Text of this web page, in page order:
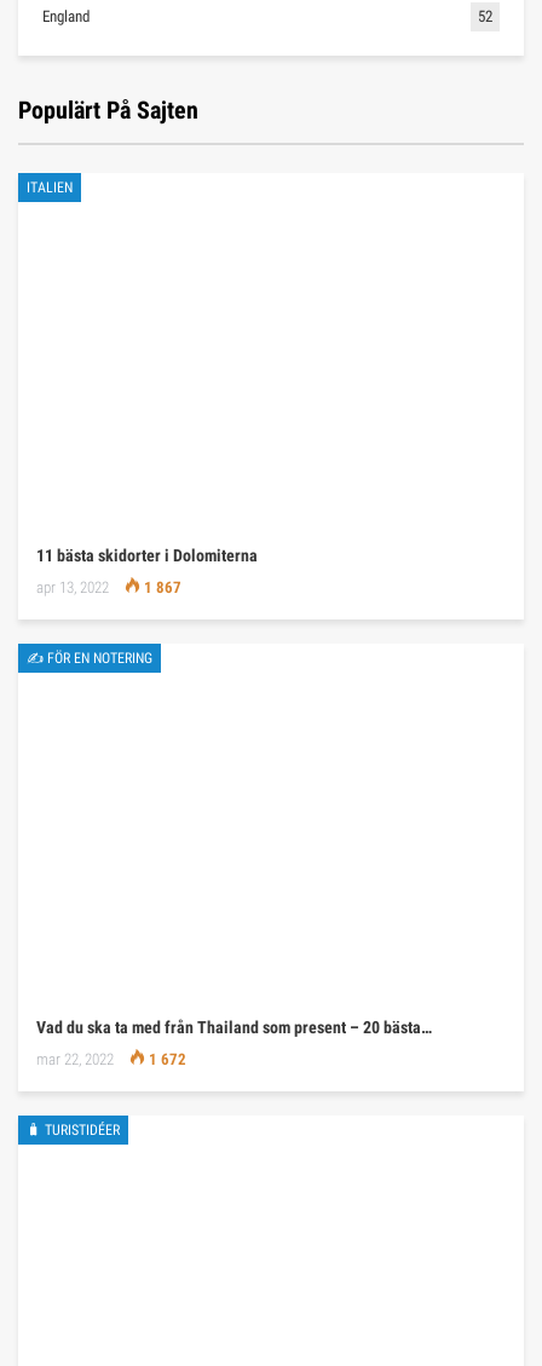
England 52
Populärt På Sajten
ITALIEN
11 bästa skidorter i Dolomiterna
apr 13, 2022 1 867
✍ FÖR EN NOTERING
Vad du ska ta med från Thailand som present – 20 bästa…
mar 22, 2022 1 672
🧳 TURISTIDÉER